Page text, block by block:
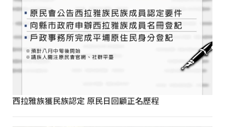
西拉雅族獲民族認定 原民日回顧正名歷程